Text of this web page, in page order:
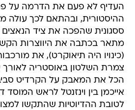
העדיף לא פעם את הדרמה על
ההיסטורית, ובהתאם לכך עולה
ססגונית שהפכה את ציד
מתאר בכתבה את היווצרות הקשר
(כינויו היה תיאוקרט), את
צמרת השלטון באוסטריה לאורך
הכל את המאבק על הקרדיט
אייכמן בין וינזנטל לראש
לטובת ההדיוטיות שהתקשו